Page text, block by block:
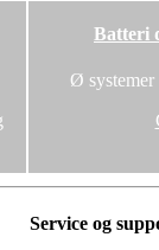
Batteri
Ø
Service og